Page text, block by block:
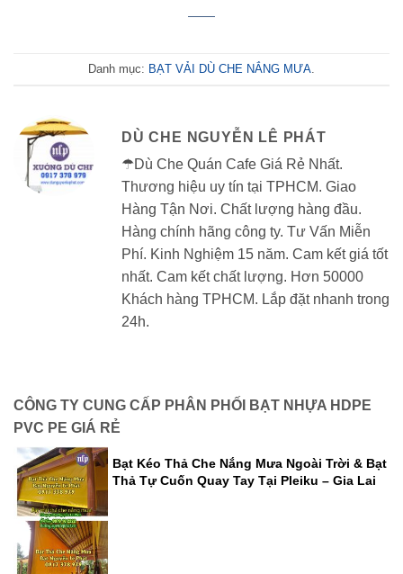
Danh mục: BẠT VẢI DÙ CHE NẮNG MƯA
DÙ CHE NGUYỄN LÊ PHÁT
☂Dù Che Quán Cafe Giá Rẻ Nhất.
Thương hiệu uy tín tại TPHCM. Giao
Hàng Tận Nơi. Chất lượng hàng đầu.
Hàng chính hãng công ty. Tư Vấn Miễn
Phí. Kinh Nghiệm 15 năm. Cam kết giá tốt
nhất. Cam kết chất lượng. Hơn 50000
Khách hàng TPHCM. Lắp đặt nhanh trong
24h.
CÔNG TY CUNG CẤP PHÂN PHỐI BẠT NHỰA HDPE
PVC PE GIÁ RẺ
Bạt Kéo Thả Che Nắng Mưa Ngoài Trời & Bạt
Thả Tự Cuốn Quay Tay Tại Pleiku – Gia Lai